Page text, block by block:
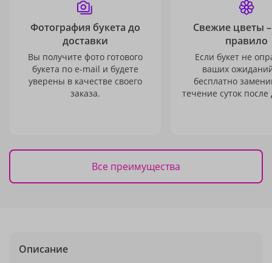
Фотография букета до
доставки
Вы получите фото готового
букета по e-mail и будете
уверены в качестве своего
заказа.
Свежие цветы
правило
Если букет не
ваших
бесплатно
течение суток после
Все преимущества
Описание